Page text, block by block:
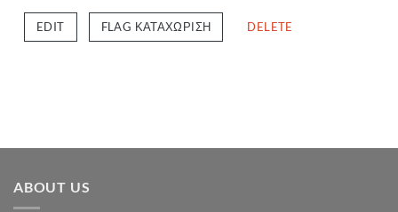
EDIT FLAG ΚΑΤΑΧΏΡΙΣΗ DELETE
ABOUT US